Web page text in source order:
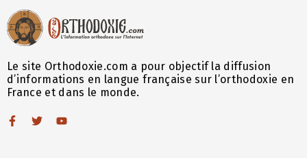
Le site Orthodoxie.com a pour objectif la diffusion
d’informations en langue française sur l’orthodoxie en
France et dans le monde.